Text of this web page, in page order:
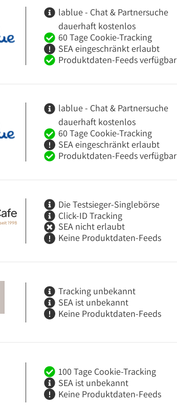
lablue - Chat & Partnersuche
dauerhaft kostenlos
60 Tage Cookie-Tracking
SEA eingeschränkt erlaubt
Produktdaten-Feeds verfügbar
lablue - Chat & Partnersuche
dauerhaft kostenlos
60 Tage Cookie-Tracking
SEA eingeschränkt erlaubt
Produktdaten-Feeds verfügbar
Die Testsieger-Singlebörse
Click-ID Tracking
SEA nicht erlaubt
Keine Produktdaten-Feeds
Tracking unbekannt
SEA ist unbekannt
Keine Produktdaten-Feeds
100 Tage Cookie-Tracking
SEA ist unbekannt
Keine Produktdaten-Feeds